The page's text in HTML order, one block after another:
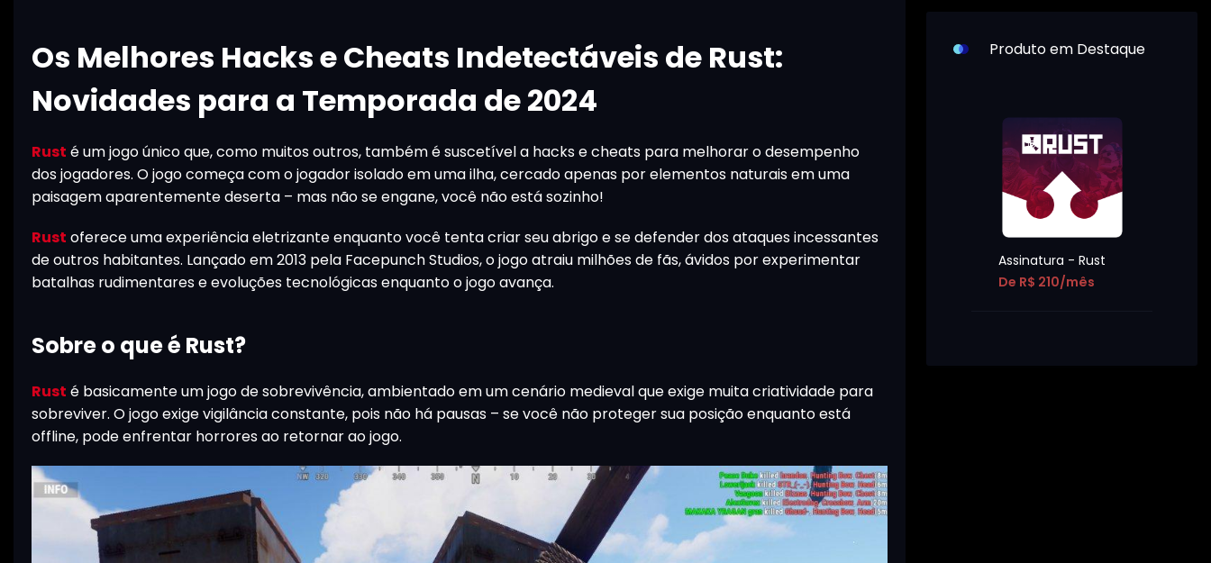
Os Melhores Hacks e Cheats Indetectáveis de Rust:
Novidades para a Temporada de 2024
Rust é um jogo único que, como muitos outros, também é suscetível a hacks e cheats para melhorar o desempenho
dos jogadores. O jogo começa com o jogador isolado em uma ilha, cercado apenas por elementos naturais em uma
paisagem aparentemente deserta – mas não se engane, você não está sozinho!
Rust oferece uma experiência eletrizante enquanto você tenta criar seu abrigo e se defender dos ataques incessantes
de outros habitantes. Lançado em 2013 pela Facepunch Studios, o jogo atraiu milhões de fãs, ávidos por experimentar
batalhas rudimentares e evoluções tecnológicas enquanto o jogo avança.
Sobre o que é Rust?
Rust é basicamente um jogo de sobrevivência, ambientado em um cenário medieval que exige muita criatividade para
sobreviver. O jogo exige vigilância constante, pois não há pausas – se você não proteger sua posição enquanto está
offline, pode enfrentar horrores ao retornar ao jogo.
Produto em Destaque
Assinatura - Rust
De R$ 210/mês